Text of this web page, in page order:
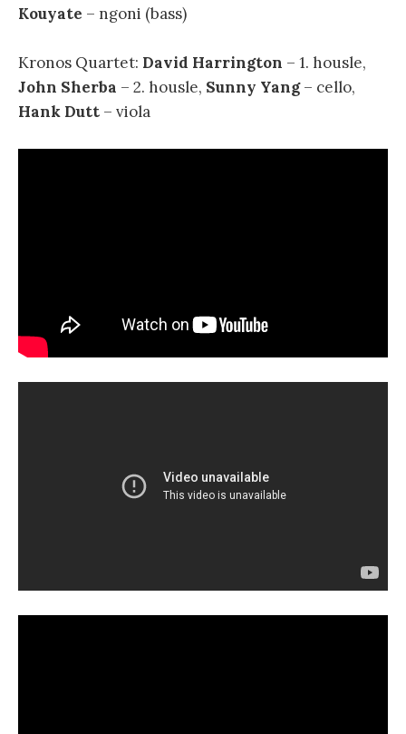
Kouyate – ngoni (bass)
Kronos Quartet: David Harrington – 1. housle,
John Sherba – 2. housle, Sunny Yang– cello,
Hank Dutt – viola